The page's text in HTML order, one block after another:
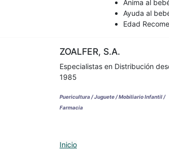
Anima al
Ayuda al
Edad
ZOALFER, S.A.
Especialistas en Distribución
1985
Puericultura / Juguete / Mobiliario Infantil /
Farmacia
Inicio